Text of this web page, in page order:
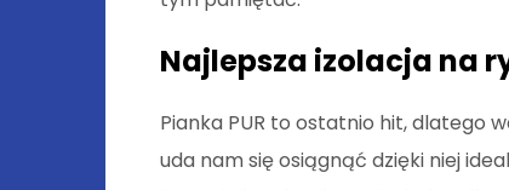
Najlepsza izolacja na
Pianka PUR to ostatnio hit, dlatego
uda nam się osiągnąć dzięki niej